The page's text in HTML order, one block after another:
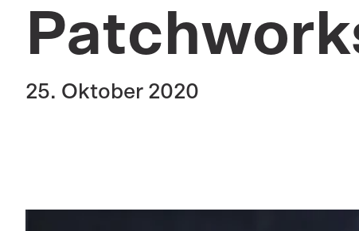
25. Oktober 2020